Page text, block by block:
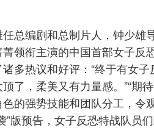
任总编剧和总制片人，钟少雄
领衔主演的中国首部女子反
多热议和好评：“终于有女
了，柔美又有力量感。”“期
的强势技能和团队分工，令
”版预告，女子反恐特战队员